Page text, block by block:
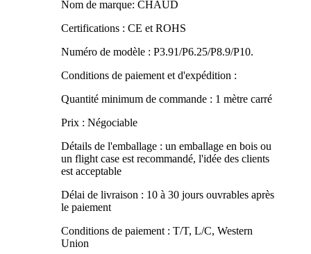
Nom de marque: CHAUD
Certifications : CE et ROHS
Numéro de modèle : P3.91/P6.25/P8.9/P10.
Conditions de paiement et d'expédition :
Quantité minimum de commande : 1 mètre carré
Prix : Négociable
Détails de l'emballage : un emballage en bois ou
un flight case est recommandé, l'idée des clients
est acceptable
Délai de livraison : 10 à 30 jours ouvrables après
le paiement
Conditions de paiement : T/T, L/C, Western
Union